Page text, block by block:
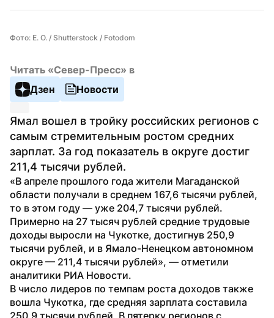
Фото: E. O. / Shutterstock / Fotodom
Читать «Север-Пресс» в
Дзен
Новости
Ямал вошел в тройку российских регионов с
самым стремительным ростом средних
зарплат. За год показатель в округе достиг
211,4 тысячи рублей.
«В апреле прошлого года жители Магаданской
области получали в среднем 167,6 тысячи рублей,
то в этом году — уже 204,7 тысячи рублей.
Примерно на 27 тысяч рублей средние трудовые
доходы выросли на Чукотке, достигнув 250,9
тысячи рублей, и в Ямало-Ненецком автономном
округе — 211,4 тысячи рублей», — отметили
аналитики РИА Новости.
В число лидеров по темпам роста доходов также
вошла Чукотка, где средняя зарплата составила
250,9 тысячи рублей. В пятерку регионов с